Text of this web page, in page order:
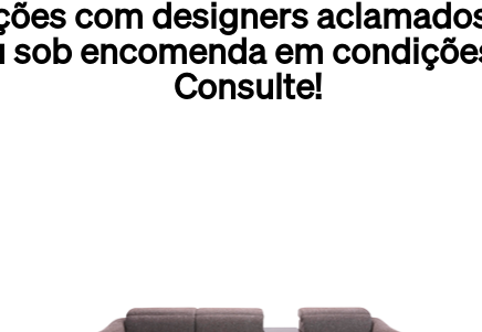
com designers
sob encomenda em
Consulte!